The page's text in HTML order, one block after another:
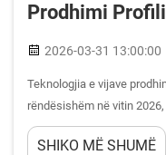
Prodhimi
2026-03-31 13:00:00
Teknologjia e vijave
rëndësishëm në vitin
automatizimit, shkencës
energjetik. Prodhuesit po
SHIKO MË SHUMË